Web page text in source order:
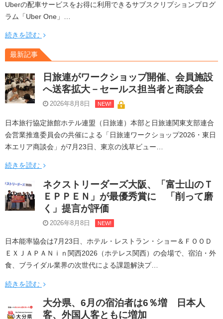
Uberの配車サービスをお得に利用できるサブスクリプションプログ
ラム「Uber One」…
続きを読む
最新記事
日旅連がワークショップ開催、会員施設
へ送客拡大－セールス担当者と商談会
2026年8月8日 NEW!
日本旅行協定旅館ホテル連盟（日旅連）本部と日旅連関東支部連合
会営業推進委員会の共催による「日旅連ワークショップ2026・東日
本エリア商談会」が7月23日、東京の浅草ビュー…
続きを読む
ネクストリーダーズ大阪、「富士山のＴ
ＥＰＰＥＮ」が最優秀賞に 「削って磨
く」提言が評価
2026年8月8日 NEW!
日本能率協会は7月23日、ホテル・レストラン・ショー＆ＦＯＯＤ
ＥＸＪＡＰＡＮｉｎ関西2026（ホテレス関西）の会場で、宿泊・外
食、ブライダル業界の次世代による課題解決プ…
続きを読む
大分県、6月の宿泊者は6％増 日本人
客、外国人客ともに増加